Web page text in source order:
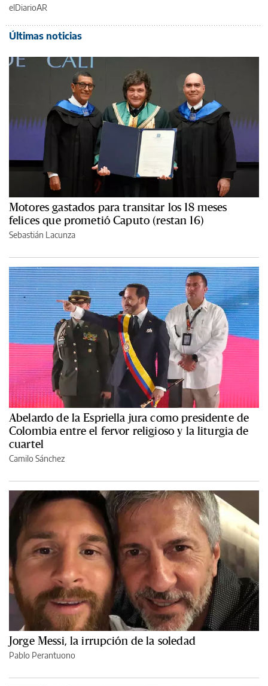
elDiarioAR
Últimas noticias
Motores gastados para transitar los 18 meses
felices que prometió Caputo (restan 16)
Sebastián Lacunza
Abelardo de la Espriella jura como presidente de
Colombia entre el fervor religioso y la liturgia de
cuartel
Camilo Sánchez
Jorge Messi, la irrupción de la soledad
Pablo Perantuono